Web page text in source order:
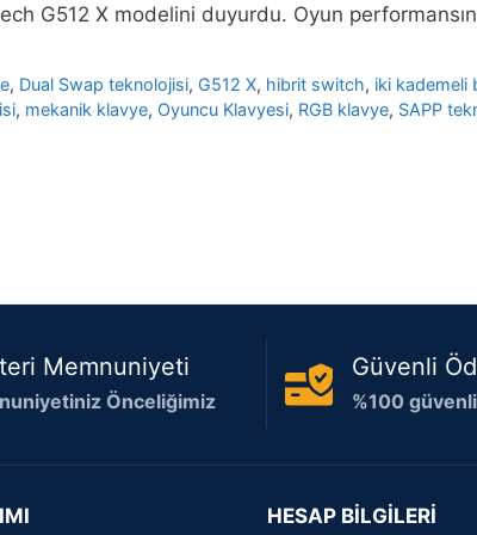
G512 X modelini duyurdu. Oyun
, Dual Swap teknolojisi, G512 X, hibrit switch, iki kademeli
, mekanik klavye, Oyuncu Klavyesi, RGB klavye, SAPP
Memnuniyeti
Önceliğimiz
Güvenli
%100
HESAP BİLGİLERİ